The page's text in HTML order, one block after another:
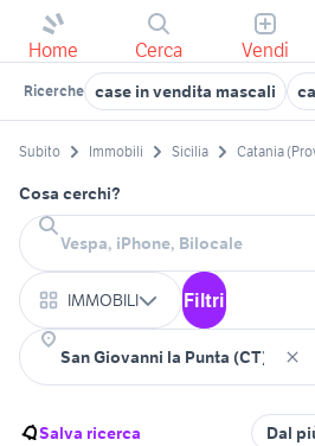
Home Cerca Vendi
Ricerche case in vendita mascali
Subito Immobili Sicilia Catania
Cosa cerchi?
IMMOBILI Filtri
Salva ricerca Dal